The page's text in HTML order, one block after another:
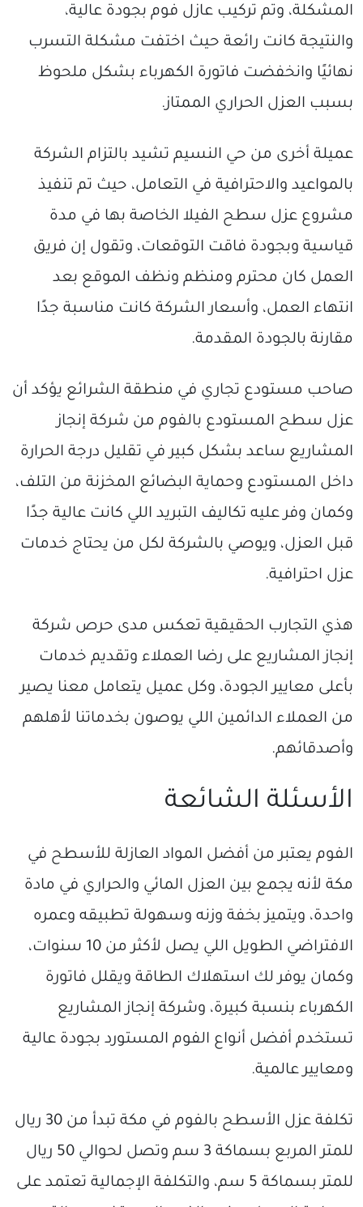
المشكلة، وتم تركيب عازل فوم بجودة عالية،
والنتيجة كانت رائعة حيث اختفت مشكلة التسرب
نهائيًا وانخفضت فاتورة الكهرباء بشكل ملحوظ
بسبب العزل الحراري الممتاز.
عميلة أخرى من حي النسيم تشيد بالتزام الشركة
بالمواعيد والاحترافية في التعامل، حيث تم تنفيذ
مشروع عزل سطح الفيلا الخاصة بها في مدة
قياسية وبجودة فاقت التوقعات، وتقول إن فريق
العمل كان محترم ومنظم ونظف الموقع بعد
انتهاء العمل، وأسعار الشركة كانت مناسبة جدًا
مقارنة بالجودة المقدمة.
صاحب مستودع تجاري في منطقة الشرائع يؤكد أن
عزل سطح المستودع بالفوم من شركة إنجاز
المشاريع ساعد بشكل كبير في تقليل درجة الحرارة
داخل المستودع وحماية البضائع المخزنة من التلف،
وكمان وفر عليه تكاليف التبريد اللي كانت عالية جدًا
قبل العزل، ويوصي بالشركة لكل من يحتاج خدمات
عزل احترافية.
هذي التجارب الحقيقية تعكس مدى حرص شركة
إنجاز المشاريع على رضا العملاء وتقديم خدمات
بأعلى معايير الجودة، وكل عميل يتعامل معنا يصير
من العملاء الدائمين اللي يوصون بخدماتنا لأهلهم
وأصدقائهم.
الأسئلة الشائعة
الفوم يعتبر من أفضل المواد العازلة للأسطح في
مكة لأنه يجمع بين العزل المائي والحراري في مادة
واحدة، ويتميز بخفة وزنه وسهولة تطبيقه وعمره
الافتراضي الطويل اللي يصل لأكثر من 10 سنوات،
وكمان يوفر لك استهلاك الطاقة ويقلل فاتورة
الكهرباء بنسبة كبيرة، وشركة إنجاز المشاريع
تستخدم أفضل أنواع الفوم المستورد بجودة عالية
ومعايير عالمية.
تكلفة عزل الأسطح بالفوم في مكة تبدأ من 30 ريال
للمتر المربع بسماكة 3 سم وتصل لحوالي 50 ريال
للمتر بسماكة 5 سم، والتكلفة الإجمالية تعتمد على